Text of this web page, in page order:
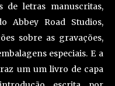
de letras manuscritas,
Abbey Road Studios,
sobre as gravações,
especiais. E a
um um livro de capa